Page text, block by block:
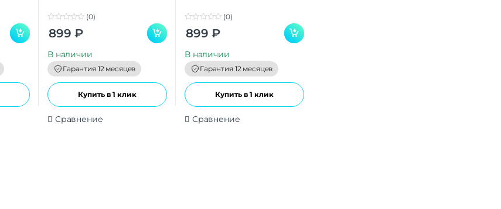
o
o
(0)
899 ₽
В наличии
Гарантия 12 месяцев
Купить в 1 клик
Сравнение
o
o
(0)
899 ₽
В наличии
Гарантия 12 месяцев
Купить в 1 клик
Сравнение